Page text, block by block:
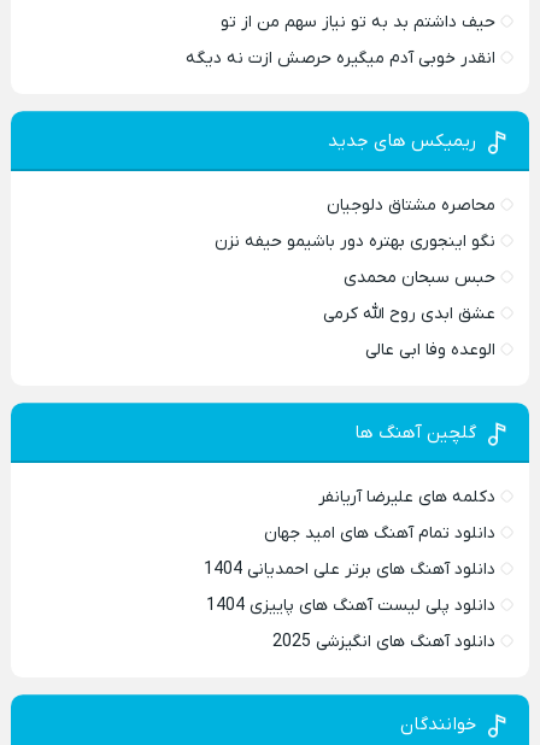
حیف داشتم بد به تو نیاز سهم من از تو
انقدر خوبی آدم میگیره حرصش ازت نه دیگه
ریمیکس های جدید
محاصره مشتاق دلوجیان
نگو اینجوری بهتره دور باشیمو حیفه نزن
حبس سبحان محمدی
عشق ابدی روح الله کرمی
الوعده وفا ابی عالی
گلچین آهنگ ها
دکلمه های علیرضا آریانفر
دانلود تمام آهنگ های امید جهان
دانلود آهنگ های برتر علی احمدیانی 1404
دانلود پلی لیست آهنگ های پاییزی 1404
دانلود آهنگ های انگیزشی 2025
خوانندگان